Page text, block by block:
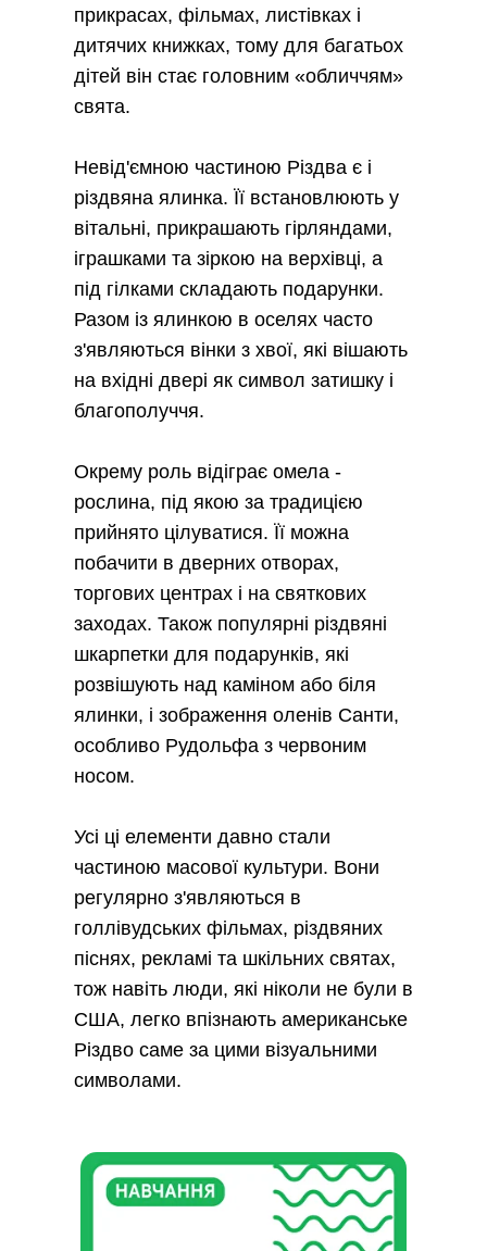
прикрасах, фільмах, листівках і
дитячих книжках, тому для багатьох
дітей він стає головним «обличчям»
свята.
Невід'ємною частиною Різдва є і
різдвяна ялинка. Її встановлюють у
вітальні, прикрашають гірляндами,
іграшками та зіркою на верхівці, а
під гілками складають подарунки.
Разом із ялинкою в оселях часто
з'являються вінки з хвої, які вішають
на вхідні двері як символ затишку і
благополуччя.
Окрему роль відіграє омела -
рослина, під якою за традицією
прийнято цілуватися. Її можна
побачити в дверних отворах,
торгових центрах і на святкових
заходах. Також популярні різдвяні
шкарпетки для подарунків, які
розвішують над каміном або біля
ялинки, і зображення оленів Санти,
особливо Рудольфа з червоним
носом.
Усі ці елементи давно стали
частиною масової культури. Вони
регулярно з'являються в
голлівудських фільмах, різдвяних
піснях, рекламі та шкільних святах,
тож навіть люди, які ніколи не були в
США, легко впізнають американське
Різдво саме за цими візуальними
символами.